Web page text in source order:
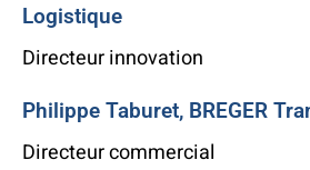
Logistique
Directeur innovation
Philippe Taburet, BREGER
Directeur commercial